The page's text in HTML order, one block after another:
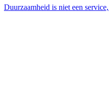
Duurzaamheid is niet een